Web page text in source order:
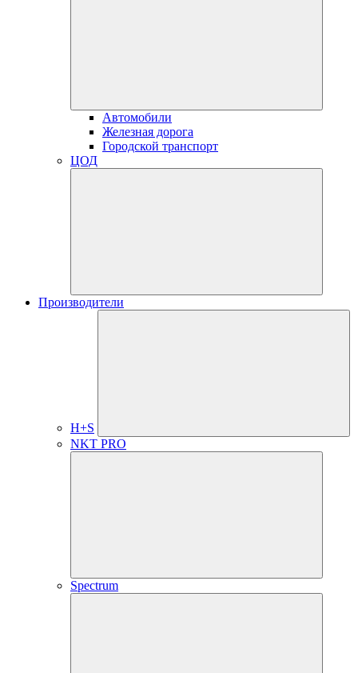
Автомобили
Железная дорога
Городской транспорт
ЦОД
Производители
H+S
NKT PRO
Spectrum